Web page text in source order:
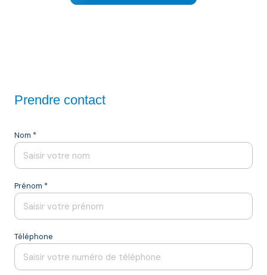
Prendre contact
Nom *
Prénom *
Téléphone